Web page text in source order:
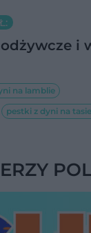
i
na lamblie
pestki z dyni na